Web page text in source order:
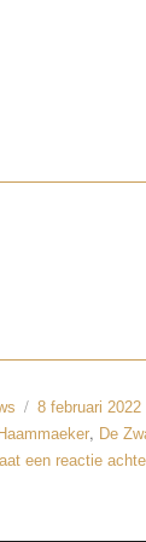
8 februari 2022
, De
een reactie